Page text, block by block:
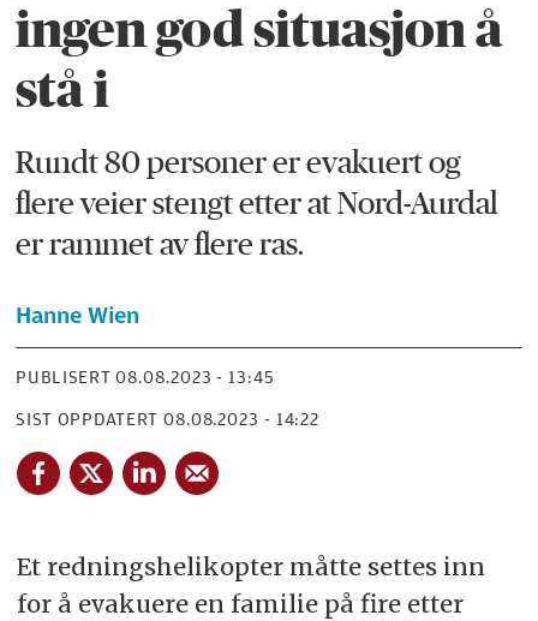
ingen god situasjon å
stå i
Rundt 80 personer er evakuert og
flere veier stengt etter at Nord-Aurdal
er rammet av flere ras.
Hanne Wien
PUBLISERT 08.08.2023 - 13:45
SIST OPPDATERT 08.08.2023 - 14:22
Et redningshelikopter måtte settes inn
for å evakuere en familie på fire etter